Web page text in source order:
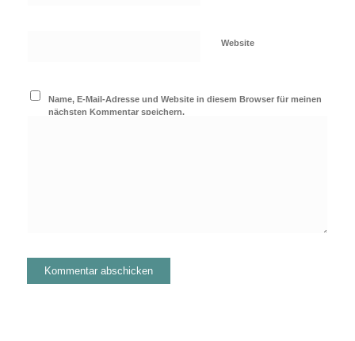
Website
Name, E-Mail-Adresse und Website in diesem Browser für meinen
nächsten Kommentar speichern.